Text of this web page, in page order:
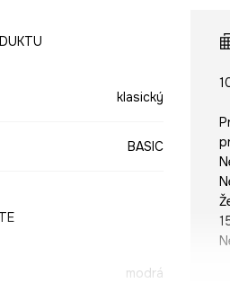
klasický
BASIC
modrá